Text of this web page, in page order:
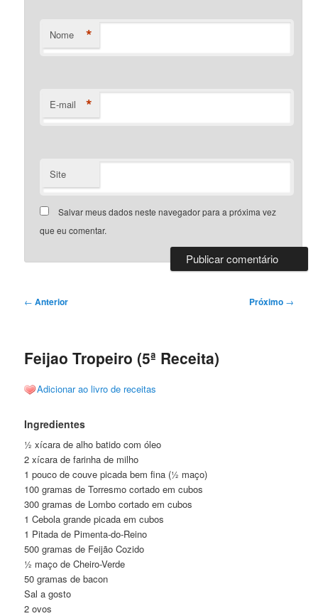
Nome *
E-mail *
Site
Salvar meus dados neste navegador para a próxima vez
que eu comentar.
Navegação
← Anterior Próximo →
Feijao Tropeiro (5ª Receita)
Adicionar ao livro de receitas
Ingredientes
½ xícara de alho batido com óleo
2 xícara de farinha de milho
1 pouco de couve picada bem fina (½ maço)
100 gramas de Torresmo cortado em cubos
300 gramas de Lombo cortado em cubos
1 Cebola grande picada em cubos
1 Pitada de Pimenta-do-Reino
500 gramas de Feijão Cozido
½ maço de Cheiro-Verde
50 gramas de bacon
Sal a gosto
2 ovos